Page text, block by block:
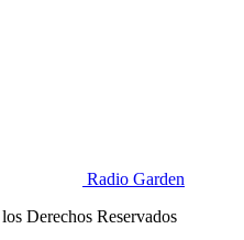
Radio Garden
Derechos Reservados